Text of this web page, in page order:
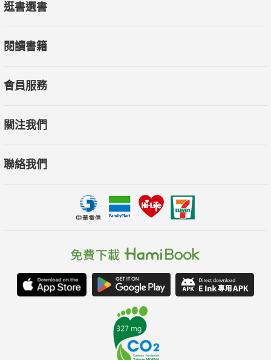
物畫需要的基礎
何讓人物在不同角度下仍然畫得準確、自然。還有手部與腳部的
的姿勢都超真實
那是因為缺少「重心」與「關節」的概念！本書會教你透過掌握
關節的位置以及身體重心的轉變，讓筆下的人物姿態栩栩如生。
從僵硬或詭異的姿態調整回自然模樣。
特色5. 最易懂的範例！失敗NG圖 × 正確OK圖對照，快速修正你
眼睛太靠近鼻子？頭身比例怪怪的？腿太直像木棍？肩膀畫太寬
變壯漢？……本書特別提供「怪異」與「自然」的繪圖範例對比
分析，讓你一眼看出問題所在，藉此察覺自己可能犯的繪畫失
逛書選書
閱讀書籍
會員服務
關注我們
聯絡我們